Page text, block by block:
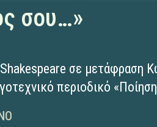
σου…»
σε μετάφραση
περιοδικό